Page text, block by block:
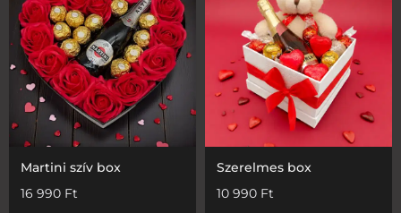
Martini szív box
16 990 Ft
Szerelmes box
10 990 Ft